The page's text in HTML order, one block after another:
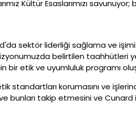
Kültür Esaslarımızı
sektör liderliği sağlama ve
belirtilen taahhütleri
bir etik ve uyumluluk programı
standartları korumasını ve
bunları takip etmesini ve